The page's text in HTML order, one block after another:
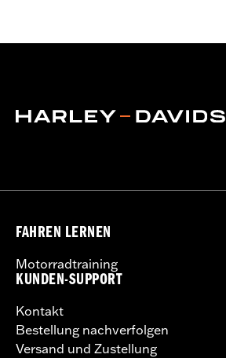
FAHREN LERNEN
Motorradtraining
KUNDEN-SUPPORT
Kontakt
Bestellung nachverfolgen
Versand und Zustellung